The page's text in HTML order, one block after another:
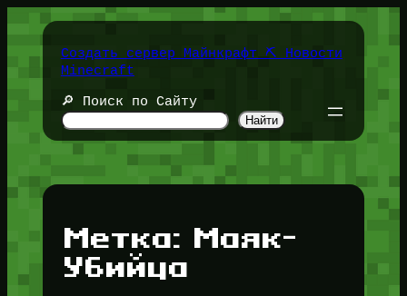
содержимомуСоздать сервер Майнкрафт ⛏️ Новости
Minecraft
🔎 Поиск по Сайту
Найти
Метка: Маяк-
Убийца